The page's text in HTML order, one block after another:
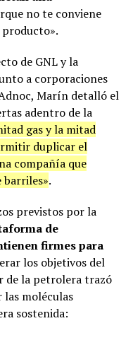
no te conviene
de GNL y la
a corporaciones
Marín detalló el
adentro de la
gas y la mitad
duplicar el
compañía que
barriles».
previstos por la
de
firmes para
los objetivos del
de la petrolera trazó
las moléculas
sostenida: